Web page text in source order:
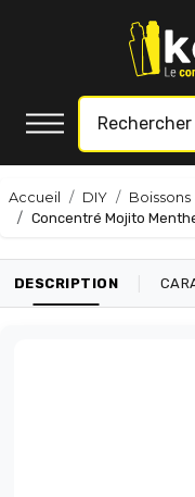
Accueil DIY
Boissons
Concentré Mojito
DESCRIPTION